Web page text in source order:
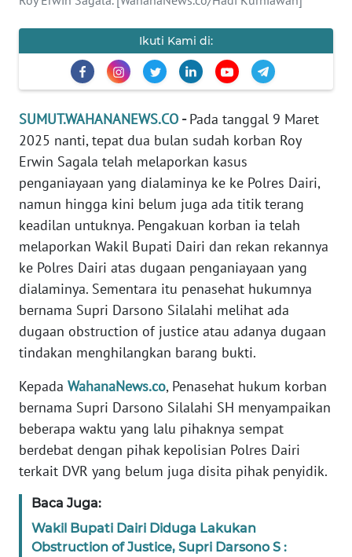
Ikuti Kami di:
SUMUT.WAHANANEWS.CO -Pada tanggal 9 Maret
2025 nanti, tepat dua bulan sudah korban Roy
Erwin Sagala telah melaporkan kasus
penganiayaan yang dialaminya ke ke Polres Dairi,
namun hingga kini belum juga ada titik terang
keadilan untuknya. Pengakuan korban ia telah
melaporkan Wakil Bupati Dairi dan rekan rekannya
ke Polres Dairi atas dugaan penganiayaan yang
dialaminya. Sementara itu penasehat hukumnya
bernama Supri Darsono Silalahi melihat ada
dugaan obstruction of justice atau adanya dugaan
tindakan menghilangkan barang bukti.
Kepada WahanaNews.co, Penasehat hukum korban
bernama Supri Darsono Silalahi SH menyampaikan
beberapa waktu yang lalu pihaknya sempat
berdebat dengan pihak kepolisian Polres Dairi
terkait DVR yang belum juga disita pihak penyidik.
Baca Juga:
Wakil Bupati Dairi Diduga Lakukan
Obstruction of Justice, Supri Darsono S :
SIBER
KARIR
DISCLAIMER
Wahana
Regional
WN
SUMUT
WN
WN
JABAR
WN
WN
NTT